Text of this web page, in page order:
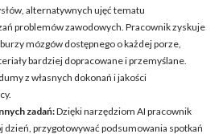
alternatywnych ujęć tematu
problemów zawodowych. Pracownik zyskuje
mózgów dostępnego o każdej porze,
bardziej dopracowane i przemyślane.
z własnych dokonań i jakości
zadań:Dzięki narzędziom AI pracownik
dzień, przygotowywać podsumowania spotkań